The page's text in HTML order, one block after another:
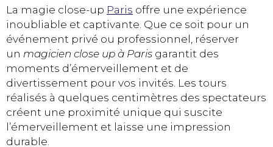
La magie close-up Paris offre une expérience
inoubliable et captivante. Que ce soit pour un
événement privé ou professionnel, réserver
un magicien close up à Paris garantit des
moments d’émerveillement et de
divertissement pour vos invités. Les tours
réalisés à quelques centimètres des spectateurs
créent une proximité unique qui suscite
l’émerveillement et laisse une impression
durable.